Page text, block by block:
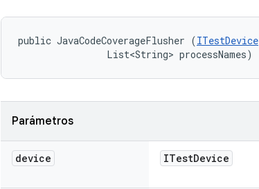
public JavaCodeCoverageFlusher (ITestDevice
                List<String> processNames)
Parámetros
device ITestDevice